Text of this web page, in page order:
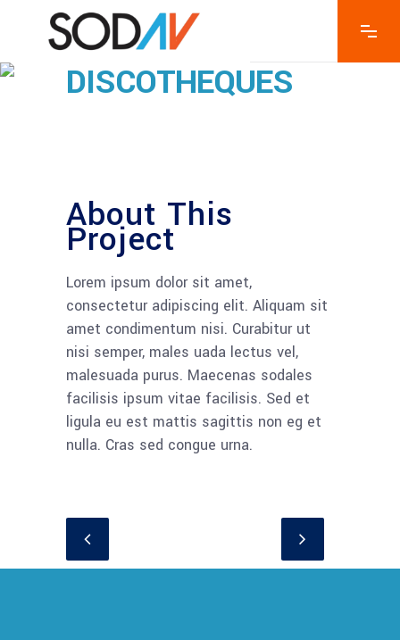
DISCOTHEQUES
About This
Project
Lorem ipsum dolor sit amet,
consectetur adipiscing elit. Aliquam sit
amet condimentum nisi. Curabitur ut
nisi semper, males uada lectus vel,
malesuada purus. Maecenas sodales
facilisis ipsum vitae facilisis. Sed et
ligula eu est mattis sagittis non eg et
nulla. Cras sed congue urna.